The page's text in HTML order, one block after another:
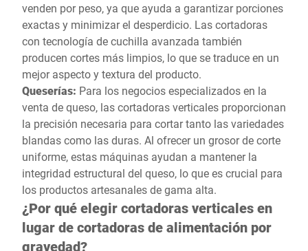
venden por peso, ya que ayuda a garantizar porciones
exactas y minimizar el desperdicio. Las cortadoras
con tecnología de cuchilla avanzada también
producen cortes más limpios, lo que se traduce en un
mejor aspecto y textura del producto.
Queserías: Para los negocios especializados en la
venta de queso, las cortadoras verticales proporcionan
la precisión necesaria para cortar tanto las variedades
blandas como las duras. Al ofrecer un grosor de corte
uniforme, estas máquinas ayudan a mantener la
integridad estructural del queso, lo que es crucial para
los productos artesanales de gama alta.
¿Por qué elegir cortadoras verticales en
lugar de cortadoras de alimentación por
gravedad?